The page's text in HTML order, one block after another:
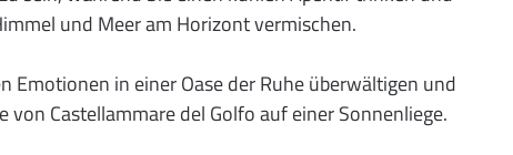
und Meer am Horizont vermischen.
Emotionen in einer Oase der Ruhe überwältigen und
von Castellammare del Golfo auf einer Sonnenliege.